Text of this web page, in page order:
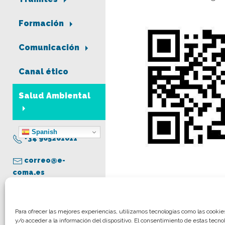
Para ofrecer las mejores experiencias, utilizamos tecnologías como las
y/o acceder a la información del dispositivo. El consentimiento de estas
Formación
Comunicación
Canal ético
Salud Ambiental
Spanish
+34 965261011
correo@e-
coma.es
Aviso legal